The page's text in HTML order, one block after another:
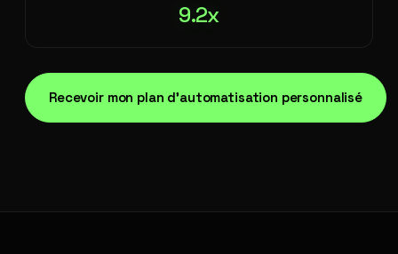
9.2x
Recevoir mon plan d'automatisation personnalisé